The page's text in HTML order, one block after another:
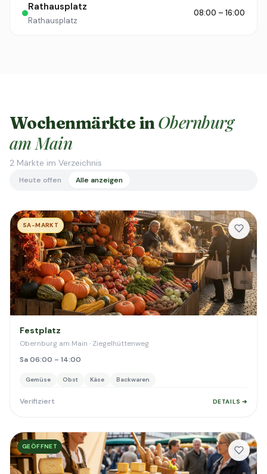
Rathausplatz
Rathausplatz
08:00 – 16:00
Wochenmärkte inObernburg
am Main
2 Märkte im Verzeichnis
Heute offen Alle anzeigen
SA-MARKT
Festplatz
Obernburg am Main · Ziegelhüttenweg
Sa 06:00 – 14:00
Gemüse Obst Käse Backwaren
Verifiziert DETAILS ➔
GEÖFFNET